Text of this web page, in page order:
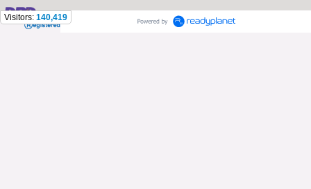
Visitors: 140,419